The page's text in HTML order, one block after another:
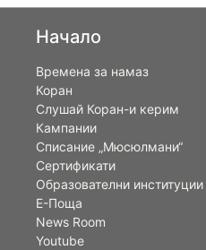
Начало
Времена за намаз
Коран
Слушай Коран-и керим
Кампании
Списание „Мюсюлмани“
Сертификати
Образователни институции
Е-Поща
News Room
Youtube